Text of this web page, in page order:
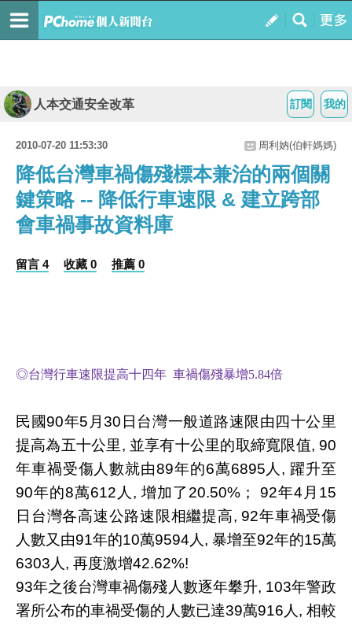
我的
訂閱
人本交通安全改革
2010-07-20 11:53:30 周利妠(伯軒媽媽)
降低台灣車禍傷殘標本兼治的兩個關
鍵策略 -- 降低行車速限 & 建立跨部
會車禍事故資料庫
留言 4 收藏 0 推薦 0
◎台灣行車速限提高十四年 車禍傷殘暴增5.84倍
民國90年5月30日台灣一般道路速限由四十公里
提高為五十公里, 並享有十公里的取締寬限值, 90
年車禍受傷人數就由89年的6萬6895人, 躍升至
90年的8萬612人, 增加了20.50%； 92年4月15
日台灣各高速公路速限相繼提高, 92年車禍受傷
人數又由91年的10萬9594人, 暴增至92年的15萬
6303人, 再度激增42.62%!
93年之後台灣車禍傷殘人數逐年攀升, 103年警政
署所公布的車禍受傷的人數已達39萬916人, 相較